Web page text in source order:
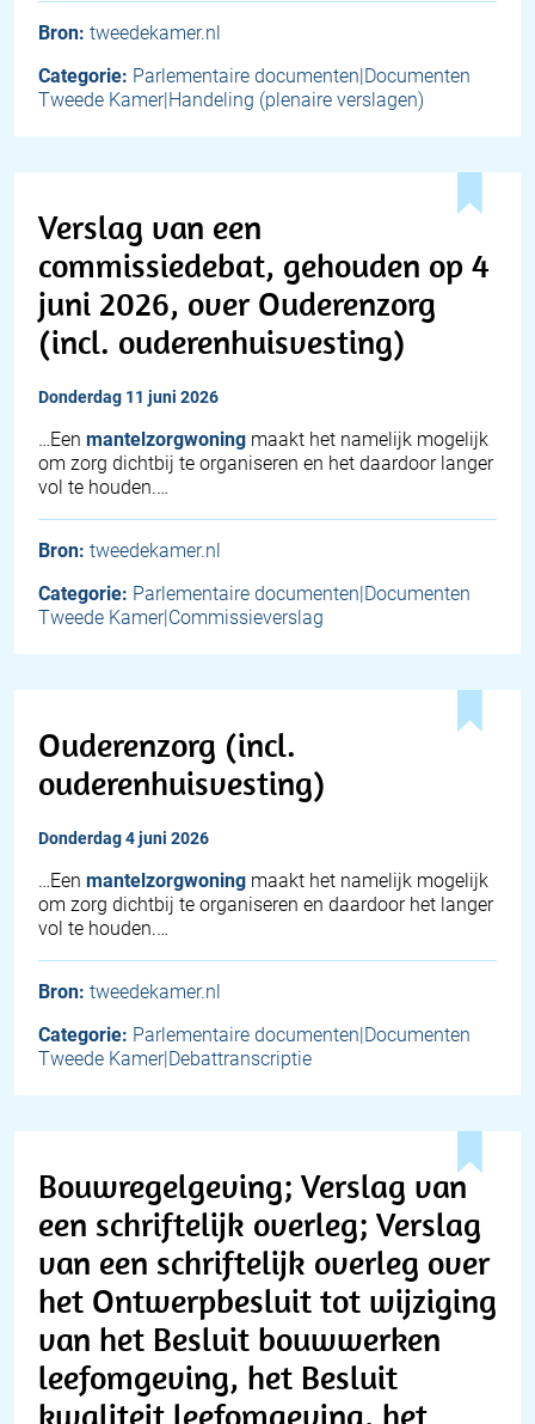
Bron: tweedekamer.nl
Categorie: Parlementaire documenten|Documenten
Tweede Kamer|Handeling (plenaire verslagen)
Verslag van een
commissiedebat, gehouden op 4
juni 2026, over Ouderenzorg
(incl. ouderenhuisvesting)
donderdag 11 juni 2026
…Een mantelzorgwoning maakt het namelijk mogelijk
om zorg dichtbij te organiseren en het daardoor langer
vol te houden.…
Bron: tweedekamer.nl
Categorie: Parlementaire documenten|Documenten
Tweede Kamer|Commissieverslag
Ouderenzorg (incl.
ouderenhuisvesting)
donderdag 4 juni 2026
…Een mantelzorgwoning maakt het namelijk mogelijk
om zorg dichtbij te organiseren en daardoor het langer
vol te houden.…
Bron: tweedekamer.nl
Categorie: Parlementaire documenten|Documenten
Tweede Kamer|Debattranscriptie
Bouwregelgeving; Verslag van
een schriftelijk overleg; Verslag
van een schriftelijk overleg over
het Ontwerpbesluit tot wijziging
van het Besluit bouwwerken
leefomgeving, het Besluit
kwaliteit leefomgeving, het